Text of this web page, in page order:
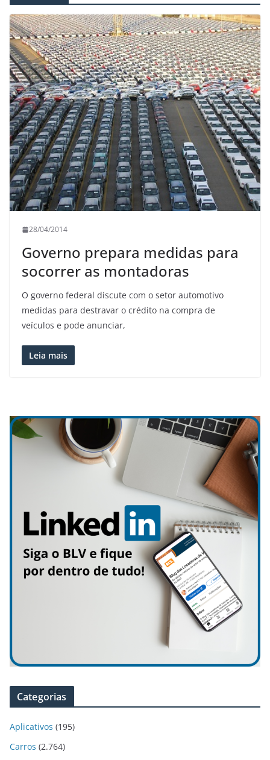
28/04/2014
Governo prepara medidas para
socorrer as montadoras
O governo federal discute com o setor automotivo
medidas para destravar o crédito na compra de
veículos e pode anunciar,
Leia mais
Categorias
Aplicativos (195)
Carros (2.764)